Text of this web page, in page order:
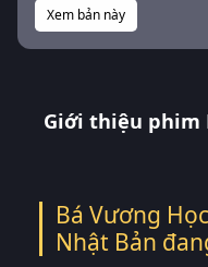
Xem bản này
Giới thiệu phim
Bá Vương
Nhật Bản